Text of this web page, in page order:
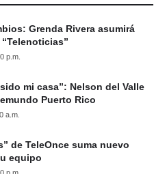
Grenda Rivera asumirá
p.m.
mi casa”: Nelson del Valle
Puerto Rico
a.m.
de TeleOnce suma nuevo
equipo
p.m.